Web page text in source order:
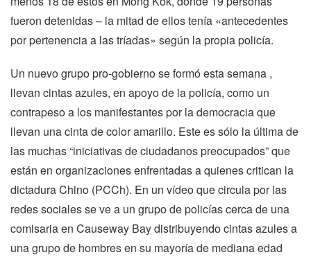
fueron detenidas – la mitad de ellos tenía «antecedentes
por pertenencia a las tríadas» según la propia policía.
Un nuevo grupo pro-gobierno se formó esta semana ,
llevan cintas azules, en apoyo de la policía, como un
contrapeso a los manifestantes por la democracia que
llevan una cinta de color amarillo. Este es sólo la última de
las muchas “iniciativas de ciudadanos preocupados” que
están en organizaciones enfrentadas a quienes critican la
dictadura Chino (PCCh). En un vídeo que circula por las
redes sociales se ve a un grupo de policías cerca de una
comisaria en Causeway Bay distribuyendo cintas azules a
una grupo de hombres en su mayoría de mediana edad